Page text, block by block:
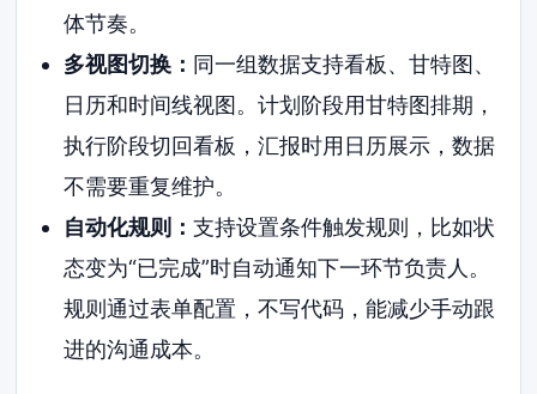
体节奏。
多视图切换： 同一组数据支持看板、甘特图、
日历和时间线视图。计划阶段用甘特图排期，
执行阶段切回看板，汇报时用日历展示，数据
不需要重复维护。
自动化规则： 支持设置条件触发规则，比如状
态变为“已完成”时自动通知下一环节负责人。
规则通过表单配置，不写代码，能减少手动跟
进的沟通成本。